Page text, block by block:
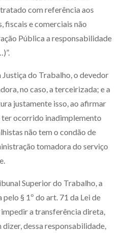
com referência aos
fiscais e comerciais não
Pública a responsabilidade
do Trabalho, o devedor
no caso, a terceirizada; e a
justamente isso, ao afirmar
ter ocorrido inadimplemento
não tem o condão de
tomadora do serviço
Superior do Trabalho, a
§ 1º do art. 71 da Lei de
a transferência direta,
dessa responsabilidade,